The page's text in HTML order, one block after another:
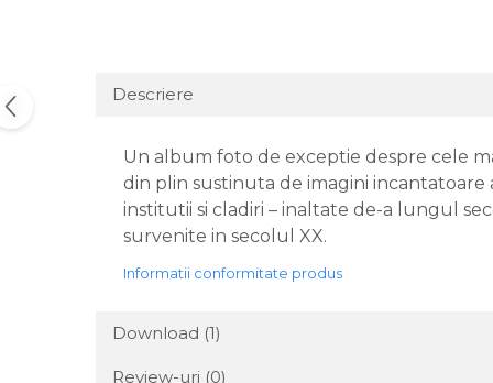
Descriere
Un album foto de exceptie despre cele
din plin sustinuta de imagini
institutii si cladiri – inaltate de-a lungul
survenite in secolul XX.
Informatii conformitate produs
Download (1)
Review-uri (0)